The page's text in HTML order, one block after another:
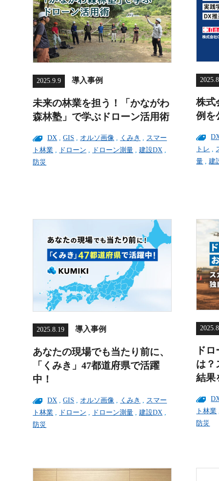
2025.9.9 導入事例
未来の林業を担う！「かながわ
森林塾」で学ぶドローン活用術
DX ,GIS , オルソ画像 , くみき , スマー
ト林業 , ドローン , ドローン測量 ,建設DX ,
防災
株式
例を
トレ
量 ,建
2025.8.19 導入事例
あなたの現場でも当たり前に、
「くみき」47都道府県で活躍
中！
DX ,GIS , オルソ画像 , くみき , スマー
ト林業 , ドローン , ドローン測量 ,建設DX ,
防災
ド
は？
結果
ト林業
防災